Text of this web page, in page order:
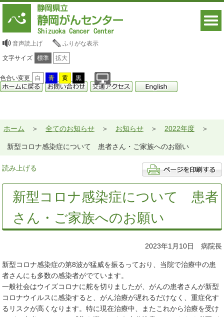
音声読上げ ふりがな表示
文字サイズ 標準 拡大
色合い変更 白 青 黄 黒
ホーム 全てのお知らせ お知らせ 2022年度
新型コロナ感染症について 患者さん・ご家族へのお願い
読み上げる
新型コロナ感染症について 患者
さん・ご家族へのお願い
2023年1月10日 病院長
新型コロナ感染症の第8波が猛威を振るっており、当院で治療中の患
者さんにも多数の感染者がでています。
一般社会はウイズコロナに舵を切りましたが、がんの患者さんが新型
コロナウイルスに感染すると、がん治療が遅れるだけなく、重症化す
るリスクが高くなります。特に現在治療中、またこれから治療を受け